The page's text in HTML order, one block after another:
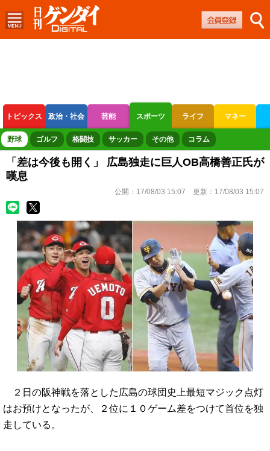
トピックス 政治・社会 芸能 スポーツ ライフ マネー
ボートレース 競輪 オートレース
野球 ゴルフ 格闘技 サッカー その他 コラム
「差は今後も開く」 広島独走に巨人OB高橋善正氏が
嘆息
公開： 17/08/03 15:07 更新： 17/08/03 15:07
２日の阪神戦を落とした広島の球団史上最短マジック点灯
はお預けとなったが、２位に１０ゲーム差をつけて首位を独
走している。